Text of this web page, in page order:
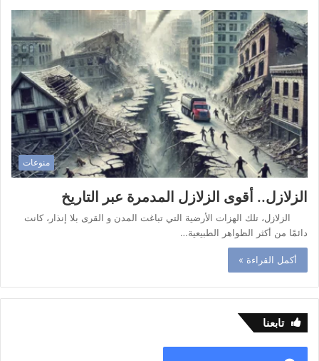
منوعات
الزلازل.. أقوى الزلازل المدمرة عبر التاريخ
الزلازل، تلك الهزات الأرضية التي تباغت المدن و القرى بلا إنذار، كانت
دائمًا من أكثر الظواهر الطبيعية…
أكمل القراءة »
تابعنا